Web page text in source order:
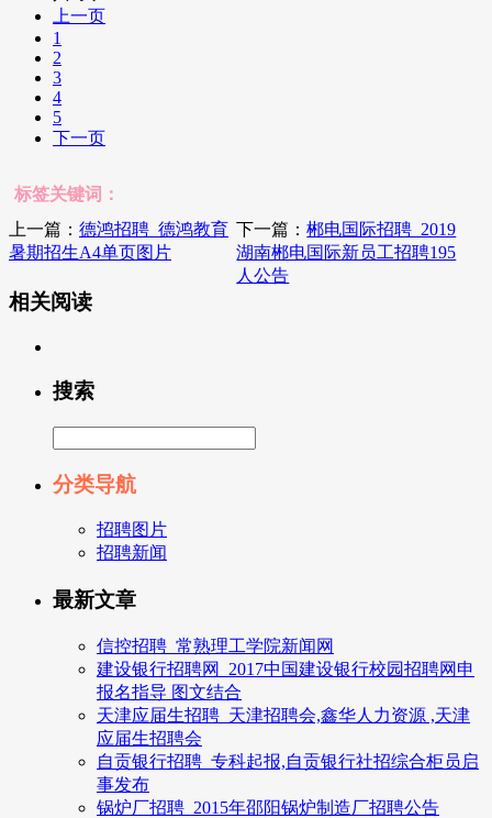
上一页
1
2
3
4
5
下一页
标签关键词：
上一篇： 德鸿招聘_德鸿教育
暑期招生A4单页图片
下一篇：郴电国际招聘_2019
湖南郴电国际新员工招聘195
人公告
相关阅读
搜索
分类导航
招聘图片
招聘新闻
最新文章
信控招聘_常熟理工学院新闻网
建设银行招聘网_2017中国建设银行校园招聘网申
报名指导 图文结合
天津应届生招聘_天津招聘会,鑫华人力资源 ,天津
应届生招聘会
自贡银行招聘_专科起报,自贡银行社招综合柜员启
事发布
锅炉厂招聘_2015年邵阳锅炉制造厂招聘公告